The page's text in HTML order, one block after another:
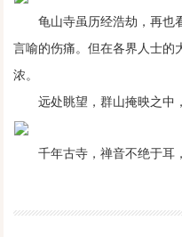
龟山寺虽历经浩劫，再也
言喻的伤痛。但在各界人士的
浓。
远处眺望，群山掩映之中
千年古寺，禅音不绝于耳